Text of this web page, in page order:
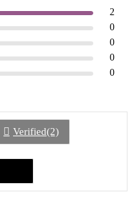
2
0
0
0
0
Verified(2)